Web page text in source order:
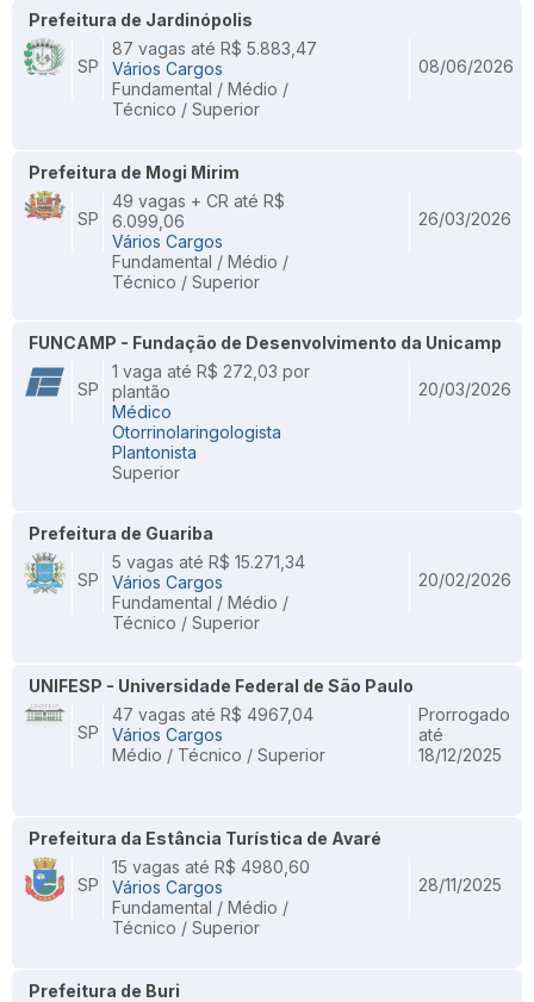
Prefeitura de Jardinópolis
SP
87 vagas até R$ 5.883,47
Vários Cargos
Fundamental / Médio /
Técnico / Superior
08/06/2026
Prefeitura de Mogi Mirim
SP
49 vagas + CR até R$
6.099,06
Vários Cargos
Fundamental / Médio /
Técnico / Superior
26/03/2026
FUNCAMP - Fundação de Desenvolvimento da Unicamp
SP
1 vaga até R$ 272,03 por
plantão
Médico
Otorrinolaringologista
Plantonista
Superior
20/03/2026
Prefeitura de Guariba
SP
5 vagas até R$ 15.271,34
Vários Cargos
Fundamental / Médio /
Técnico / Superior
20/02/2026
UNIFESP - Universidade Federal de São Paulo
SP
47 vagas até R$ 4967,04
Vários Cargos
Médio / Técnico / Superior
Prorrogado
até
18/12/2025
Prefeitura da Estância Turística de Avaré
SP
15 vagas até R$ 4980,60
Vários Cargos
Fundamental / Médio /
Técnico / Superior
28/11/2025
Prefeitura de Buri